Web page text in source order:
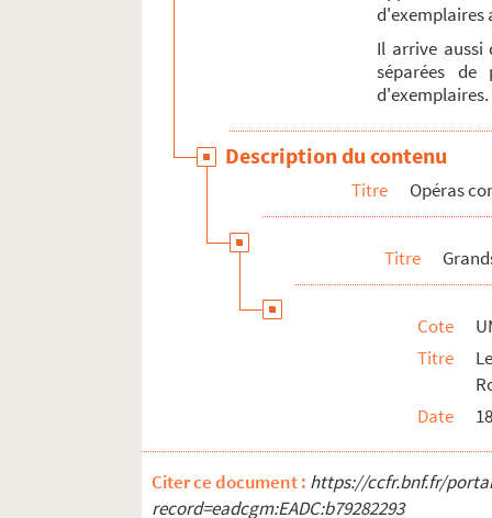
d'exemplaires
Il arrive aussi
séparées de
d'exemplaires.
Description du contenu
Titre Opéras
Titre
Cote
Titre
Date
Citer ce document : https://ccfr.bnf.fr/
record=eadcgm:EADC:b79282293